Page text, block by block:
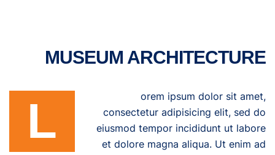
MUSEUM ARCHITECTURE
L
orem ipsum dolor sit amet,
consectetur adipisicing elit, sed do
eiusmod tempor incididunt ut labore
et dolore magna aliqua. Ut enim ad